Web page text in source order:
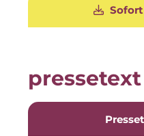
Gemeinde
Gesangskollektiv
pressetext